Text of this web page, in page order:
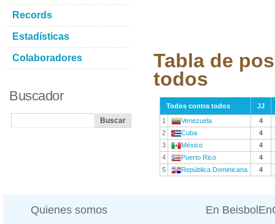
Tabla de
todos
Todos contra todos
JJ
1
Venezuela
4
2
Cuba
4
3
México
4
4
Puerto Rico
4
5
República Dominicana 4
Records
Estadísticas
Colaboradores
Buscador
Quienes somos En